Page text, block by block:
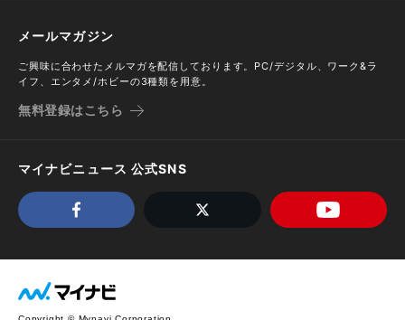
メールマガジン
ご興味に合わせたメルマガを配信しております。PC/デジタル、ワーク&ラ
イフ、エンタメ/ホビーの3種類を用意。
無料登録はこちら
マイナビニュース 公式SNS